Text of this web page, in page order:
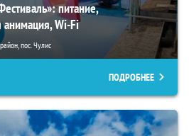
питание,
анимация, Wi-Fi
пос. Чулис
ПОДРОБНЕЕ